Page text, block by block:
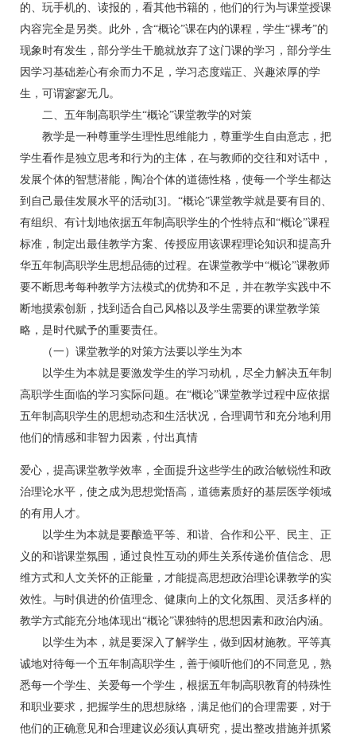
的、玩手机的、读报的，看其他书籍的，他们的行为与课堂授课
内容完全是另类。此外，含“概论”课在内的课程，学生“裸考”的
现象时有发生，部分学生干脆就放弃了这门课的学习，部分学生
因学习基础差心有余而力不足，学习态度端正、兴趣浓厚的学
生，可谓寥寥无几。
二、五年制高职学生“概论”课堂教学的对策
教学是一种尊重学生理性思维能力，尊重学生自由意志，把
学生看作是独立思考和行为的主体，在与教师的交往和对话中，
发展个体的智慧潜能，陶冶个体的道德性格，使每一个学生都达
到自己最佳发展水平的活动[3]。“概论”课堂教学就是要有目的、
有组织、有计划地依据五年制高职学生的个性特点和“概论”课程
标准，制定出最佳教学方案、传授应用该课程理论知识和提高升
华五年制高职学生思想品德的过程。在课堂教学中“概论”课教师
要不断思考每种教学方法模式的优势和不足，并在教学实践中不
断地摸索创新，找到适合自己风格以及学生需要的课堂教学策
略，是时代赋予的重要责任。
（一）课堂教学的对策方法要以学生为本
以学生为本就是要激发学生的学习动机，尽全力解决五年制
高职学生面临的学习实际问题。在“概论”课堂教学过程中应依据
五年制高职学生的思想动态和生活状况，合理调节和充分地利用
他们的情感和非智力因素，付出真情
爱心，提高课堂教学效率，全面提升这些学生的政治敏锐性和政
治理论水平，使之成为思想觉悟高，道德素质好的基层医学领域
的有用人才。
以学生为本就是要酿造平等、和谐、合作和公平、民主、正
义的和谐课堂氛围，通过良性互动的师生关系传递价值信念、思
维方式和人文关怀的正能量，才能提高思想政治理论课教学的实
效性。与时俱进的价值理念、健康向上的文化氛围、灵活多样的
教学方式能充分地体现出“概论”课独特的思想因素和政治内涵。
以学生为本，就是要深入了解学生，做到因材施教。平等真
诚地对待每一个五年制高职学生，善于倾听他们的不同意见，熟
悉每一个学生、关爱每一个学生，根据五年制高职教育的特殊性
和职业要求，把握学生的思想脉络，满足他们的合理需要，对于
他们的正确意见和合理建议必须认真研究，提出整改措施并抓紧